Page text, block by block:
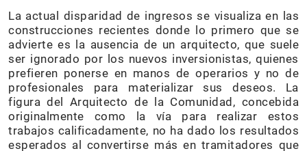
La actual disparidad de ingresos se visualiza en las
construcciones recientes donde lo primero que se
advierte es la ausencia de un arquitecto, que suele
ser ignorado por los nuevos inversionistas, quienes
prefieren ponerse en manos de operarios y no de
profesionales para materializar sus deseos. La
figura del Arquitecto de la Comunidad, concebida
originalmente como la vía para realizar estos
trabajos calificadamente, no ha dado los resultados
esperados al convertirse más en tramitadores que